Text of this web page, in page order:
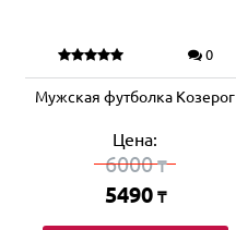
0
Мужская футболка Козерог
Цена:
6000₸
5490 ₸